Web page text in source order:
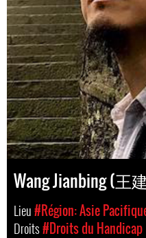
Wang Jianbing (王
Lieu#Région: Asie
Droits#Droits du Handicap